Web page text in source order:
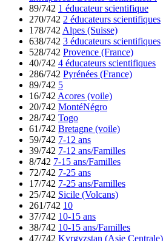
89/742 1 éducateur scientifique
270/742 2 éducateurs scientifiques
178/742 Alpes (Suisse)
638/742 3 éducateurs scientifiques
528/742 Provence (France)
40/742 4 éducateurs scientifiques
286/742 Pyrénées (France)
89/742 5
16/742 Acores (voile)
20/742 MontéNégro
28/742 Togo
61/742 Bretagne (voile)
59/742 7-12 ans
39/742 7-12 ans/Familles
8/742 7-15 ans/Familles
72/742 7-25 ans
17/742 7-25 ans/Familles
25/742 Sicile (Volcans)
261/742 10
37/742 10-15 ans
38/742 10-15 ans/Familles
47/742 Kyrgyzstan (Asie Centrale)